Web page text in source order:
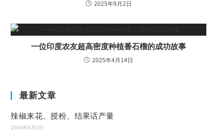
2025年9月2日
一位印度农友超高密度种植番石榴的成功故事
2025年4月14日
最新文章
辣椒来花、授粉、结果话产量
2026年8月1日